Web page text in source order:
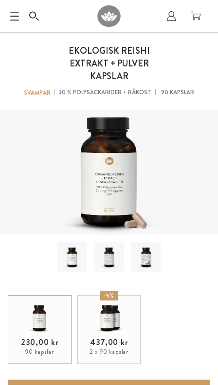
EKOLOGISK REISHI
EXTRAKT + PULVER
KAPSLAR
SVAMPAR 30 % POLYSACKARIDER + RÅKOST 90 KAPSLAR
230,00 kr
90 kapslar
-5%
437,00 kr
2 x 90 kapslar